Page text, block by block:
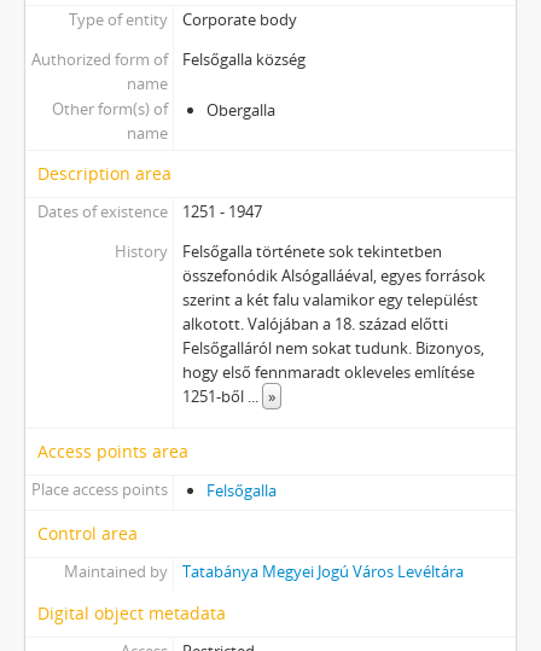
Type of entity
Corporate body
Authorized form of
name
Felsőgalla község
Other form(s) of
name
Obergalla
Description area
Dates of existence
1251 - 1947
History
Felsőgalla története sok tekintetben
összefonódik Alsógalláéval, egyes források
szerint a két falu valamikor egy települést
alkotott. Valójában a 18. század előtti
Felsőgalláról nem sokat tudunk. Bizonyos,
hogy első fennmaradt okleveles említése
1251-ből ... »
Access points area
Place access points Felsőgalla
Control area
Maintained by Tatabánya Megyei Jogú Város Levéltára
Digital object metadata